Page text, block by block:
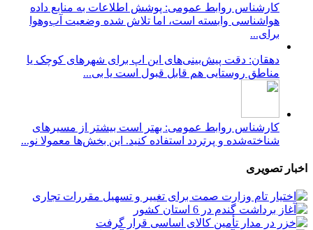
کارشناس روابط عمومی: پوشش اطلاعات به منابع داده
هواشناسی وابسته است، اما تلاش شده وضعیت آب‌وهوا
برای...
دهقان: دقت پیش‌بینی‌های این اپ برای شهرهای کوچک یا
مناطق روستایی هم قابل قبول است یا بی...
کارشناس روابط عمومی: بهتر است بیشتر از مسیرهای
شناخته‌شده و پرتردد استفاده کنید. این بخش‌ها معمولا نو...
اخبار تصویری